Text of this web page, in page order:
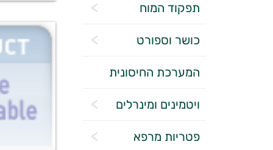
תפקוד המוח
כושר וספורט
המערכת החיסונית
ויטמינים ומינרלים
פטריות מרפא